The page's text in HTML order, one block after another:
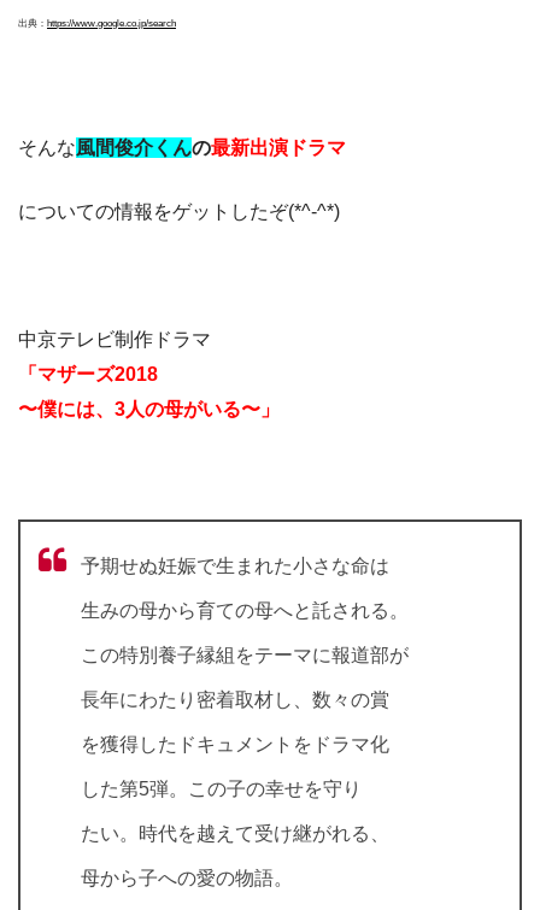
出典： https://www.google.co.jp/search
そんな風間俊介くんの最新出演ドラマ
についての情報をゲットしたぞ(*^-^*)
中京テレビ制作ドラマ
「マザーズ2018
〜僕には、3人の母がいる〜」
予期せぬ妊娠で生まれた小さな命は
生みの母から育ての母へと託される。
この特別養子縁組をテーマに報道部が
長年にわたり密着取材し、数々の賞
を獲得したドキュメントをドラマ化
した第5弾。この子の幸せを守り
たい。時代を越えて受け継がれる、
母から子への愛の物語。